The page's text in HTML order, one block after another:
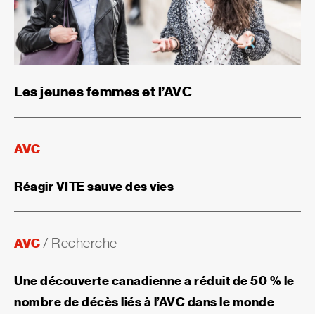
Les jeunes femmes et l’AVC
AVC
Réagir VITE sauve des vies
AVC/ Recherche
Une découverte canadienne a réduit de 50 % le
nombre de décès liés à l’AVC dans le monde